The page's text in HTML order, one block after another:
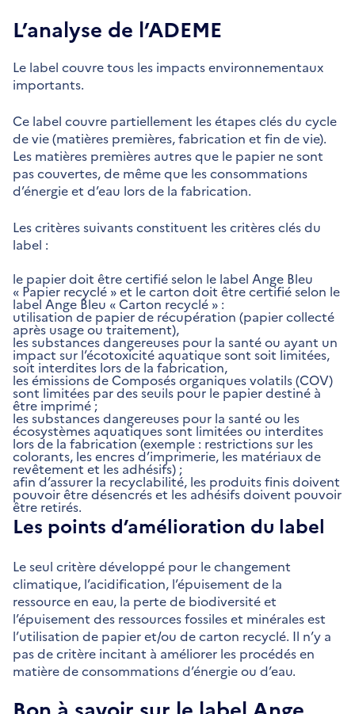
L’analyse de l’ADEME
Le label couvre tous les impacts environnementaux
importants.
Ce label couvre partiellement les étapes clés du cycle
de vie (matières premières, fabrication et fin de vie).
Les matières premières autres que le papier ne sont
pas couvertes, de même que les consommations
d’énergie et d’eau lors de la fabrication.
Les critères suivants constituent les critères clés du
label :
le papier doit être certifié selon le label Ange Bleu
« Papier recyclé » et le carton doit être certifié selon le
label Ange Bleu « Carton recyclé » :
utilisation de papier de récupération (papier collecté
après usage ou traitement),
les substances dangereuses pour la santé ou ayant un
impact sur l’écotoxicité aquatique sont soit limitées,
soit interdites lors de la fabrication,
les émissions de Composés organiques volatils (COV)
sont limitées par des seuils pour le papier destiné à
être imprimé ;
les substances dangereuses pour la santé ou les
écosystèmes aquatiques sont limitées ou interdites
lors de la fabrication (exemple : restrictions sur les
colorants, les encres d’imprimerie, les matériaux de
revêtement et les adhésifs) ;
afin d’assurer la recyclabilité, les produits finis doivent
pouvoir être désencrés et les adhésifs doivent pouvoir
être retirés.
Les points d’amélioration du label
Le seul critère développé pour le changement
climatique, l’acidification, l’épuisement de la
ressource en eau, la perte de biodiversité et
l’épuisement des ressources fossiles et minérales est
l’utilisation de papier et/ou de carton recyclé. Il n’y a
pas de critère incitant à améliorer les procédés en
matière de consommations d’énergie ou d’eau.